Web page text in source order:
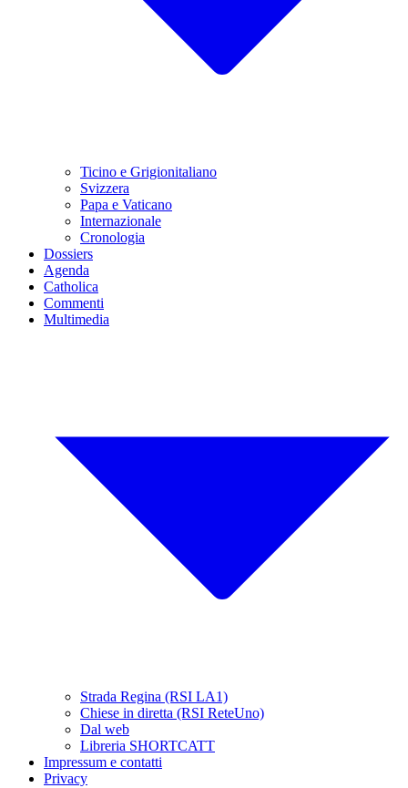
Ticino e Grigionitaliano
Svizzera
Papa e Vaticano
Internazionale
Cronologia
Dossiers
Agenda
Catholica
Commenti
Multimedia
Strada Regina (RSI LA1)
Chiese in diretta (RSI ReteUno)
Dal web
Libreria SHORTCATT
Impressum e contatti
Privacy